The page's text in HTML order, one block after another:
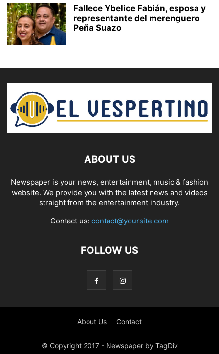
Fallece Ybelice Fabián, esposa y
representante del merenguero
Peña Suazo
ABOUT US
Newspaper is your news, entertainment, music & fashion
website. We provide you with the latest news and videos
straight from the entertainment industry.
Contact us: contact@yoursite.com
FOLLOW US
About Us Contact
© Copyright 2017 - Newspaper by TagDiv